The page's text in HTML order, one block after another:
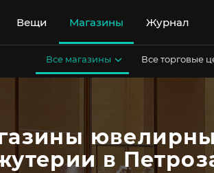
Вещи Магазины Журнал
Все магазины Все торговые
в